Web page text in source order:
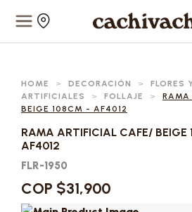
HOME > DECORACIÓN >
FLORES
ARTIFICIALES
> FOLLAJE >
BEIGE 108CM - AF4012
RAMA ARTIFICIAL CAFE/ BEIGE
AF4012
FLR-1950
COP $31,900